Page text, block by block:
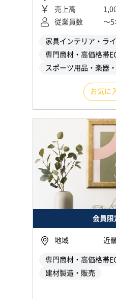
売上高
従業員数
〜5
家具インテリア・ラ
専門商材・高価格帯
スポーツ用品・楽器
お気に
会員限
地域 近
専門商材・高価格帯
建材製造・販売